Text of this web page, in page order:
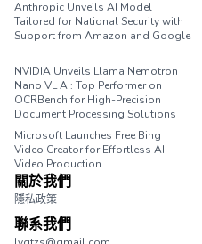
Anthropic Unveils AI Model
Tailored for National Security with
Support from Amazon and Google
NVIDIA Unveils Llama Nemotron
Nano VL AI: Top Performer on
OCRBench for High-Precision
Document Processing Solutions
Microsoft Launches Free Bing
Video Creator for Effortless AI
Video Production
關於我們
隱私政策
聯系我們